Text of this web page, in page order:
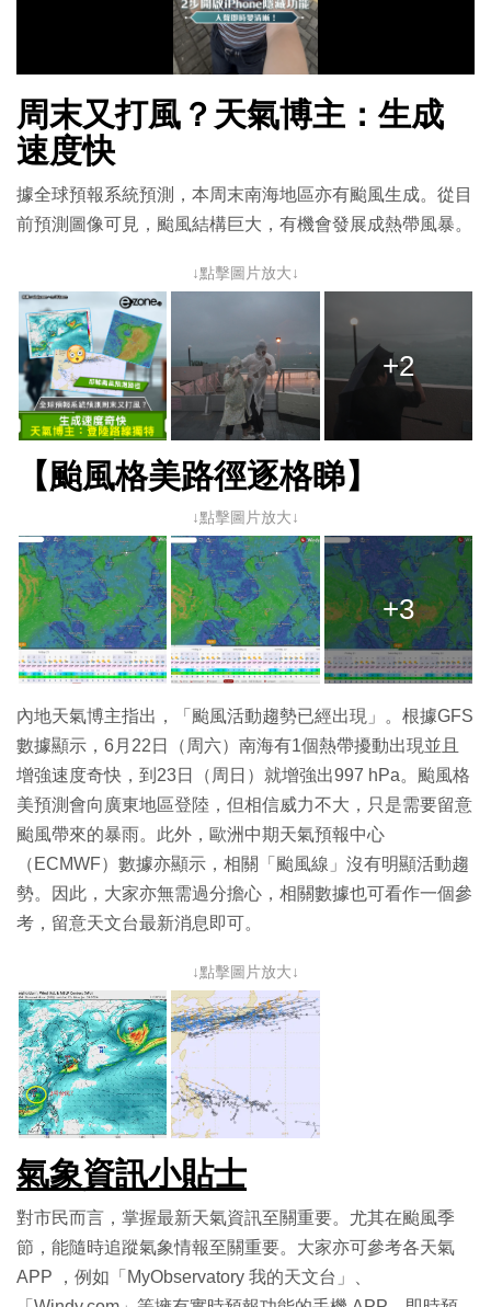
放
影
片
周末又打風？天氣博主：生成
速度快
據全球預報系統預測，本周末南海地區亦有颱風生成。從目
前預測圖像可見，颱風結構巨大，有機會發展成熱帶風暴。
↓點擊圖片放大↓
+2
【颱風格美路徑逐格睇】
↓點擊圖片放大↓
+3
內地天氣博主指出，「颱風活動趨勢已經出現」。根據GFS
數據顯示，6月22日（周六）南海有1個熱帶擾動出現並且
增強速度奇快，到23日（周日）就增強出997 hPa。颱風格
美預測會向廣東地區登陸，但相信威力不大，只是需要留意
颱風帶來的暴雨。此外，歐洲中期天氣預報中心
（ECMWF）數據亦顯示，相關「颱風線」沒有明顯活動趨
勢。因此，大家亦無需過分擔心，相關數據也可看作一個參
考，留意天文台最新消息即可。
↓點擊圖片放大↓
氣象資訊小貼士
對市民而言，掌握最新天氣資訊至關重要。尤其在颱風季
節，能隨時追蹤氣象情報至關重要。大家亦可參考各天氣
APP ，例如「MyObservatory 我的天文台」、